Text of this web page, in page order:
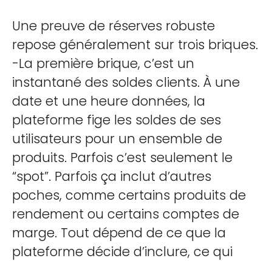
Une preuve de réserves robuste
repose généralement sur trois briques.
-La première brique, c’est un
instantané des soldes clients. À une
date et une heure données, la
plateforme fige les soldes de ses
utilisateurs pour un ensemble de
produits. Parfois c’est seulement le
“spot”. Parfois ça inclut d’autres
poches, comme certains produits de
rendement ou certains comptes de
marge. Tout dépend de ce que la
plateforme décide d’inclure, ce qui